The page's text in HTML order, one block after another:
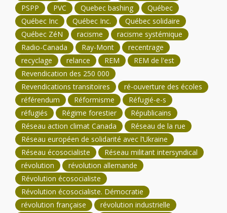
PSPP
PVC Quebec bashing
Québec
Québec Inc
Québec Inc.
Québec solidaire
Québec ZéN
racisme
racisme systémique
Radio-Canada
Ray-Mont
recentrage
recyclage
relance REM
REM de l'est
Revendication des 250 000
Revendications transitoires
ré-ouverture des écoles
référendum
Réformisme
Réfugié-e-s
réfugiés
Régime forestier
Républicains
Réseau action climat Canada
Réseau de la rue
Réseau européen de solidarité avec l’Ukraine
Réseau écosocialiste
Réseau militant intersyndical
révolution
révolution allemande
Révolution écosocialiste
Révolution écosocialiste. Démocratie
révolution française
révolution industrielle